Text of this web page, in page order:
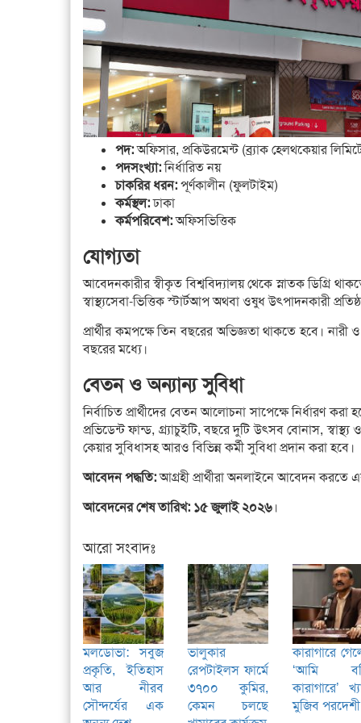
পদ:অফিসার, প্রকিউরমেন্ট (ব্র্যাক হেলথকেয়ার
পদসংখ্যা:নির্ধারিত নয়
চাকরির ধরন:পূর্ণকালীন (ফুলটাইম)
কর্মস্থল:ঢাকা
কর্মপরিবেশ:অফিসভিত্তিক
যোগ্যতা
আবেদনকারীর স্বীকৃত বিশ্ববিদ্যালয় থেকে স্নাতক ডিগ্রি
স্বাস্থ্যসেবা-ভিত্তিক স্টার্টআপ অথবা ওষুধ উৎপাদনকারী
প্রার্থীর কমপক্ষে তিন বছরের অভিজ্ঞতা থাকতে হবে।
বছরের মধ্যে।
বেতন ও অন্যান্য সুবিধা
নির্বাচিত প্রার্থীদের বেতন আলোচনা সাপেক্ষে নির্ধারণ করা
প্রভিডেন্ট ফান্ড, গ্র্যাচুইটি, বছরে দুটি উৎসব বোনাস,
কেয়ার সুবিধাসহ আরও বিভিন্ন কর্মী সুবিধা প্রদান করা হবে।
আবেদন পদ্ধতি:আগ্রহী প্রার্থীরা অনলাইনে আবেদন করতে
আবেদনের শেষ তারিখ: ১৫ জুলাই ২০২৬।
আরো সংবাদঃ
মলডোভা: সবুজ
প্রকৃতি, ইতিহাস
আর নীরব
সৌন্দর্যের এক
ভালুকার
রেপটাইলস ফার্মে
৩৭০০ কুমির,
কেমন চলছে
কারাগারে
‘আমি
কারাগারে’
মুজিব পরদেশী